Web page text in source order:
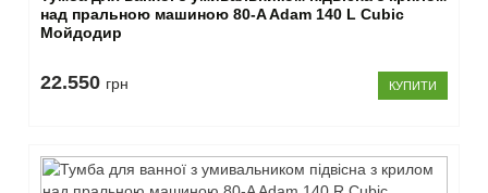
над пральною машиною 80-A Adam 140 L Cubic
Мойдодир
22.550 грн КУПИТИ